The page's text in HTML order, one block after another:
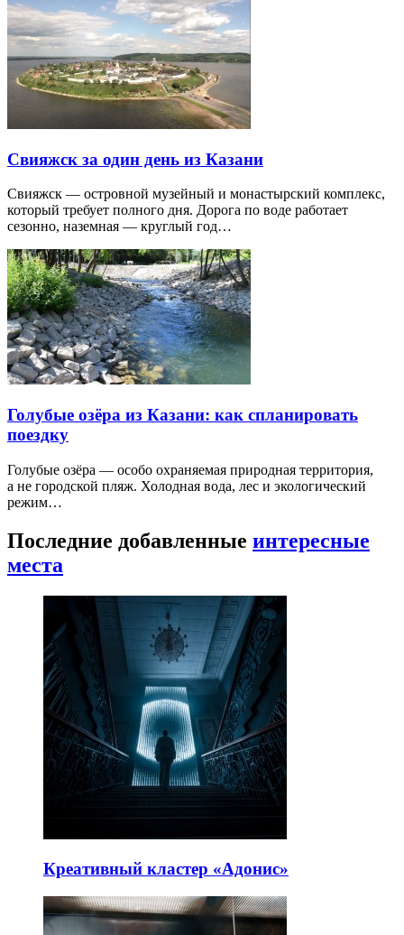
Свияжск за один день из Казани
Свияжск — островной музейный и монастырский комплекс,
который требует полного дня. Дорога по воде работает
сезонно, наземная — круглый год…
Голубые озёра из Казани: как спланировать
поездку
Голубые озёра — особо охраняемая природная территория,
а не городской пляж. Холодная вода, лес и экологический
режим…
Последние добавленные интересные
места
Креативный кластер «Адонис»